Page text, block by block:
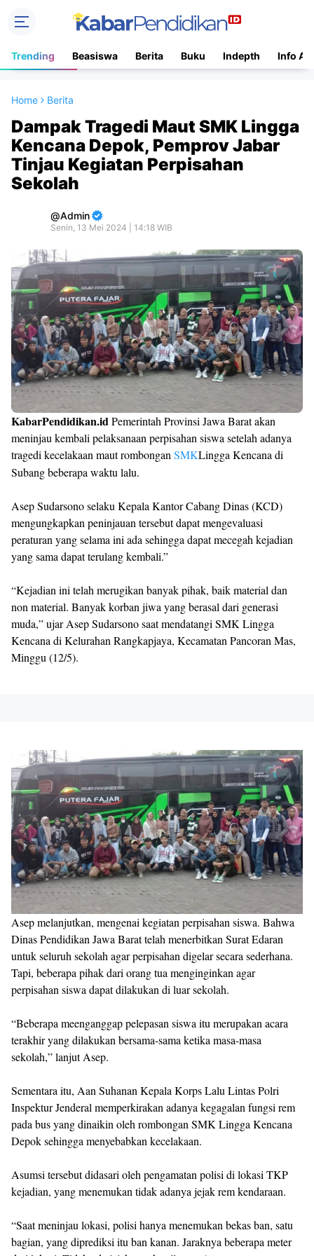
Trending Beasiswa Berita Buku Indepth Info
Home Berita
Dampak Tragedi Maut SMK Lingga
Kencana Depok, Pemprov Jabar
Tinjau Kegiatan Perpisahan
Sekolah
Admin
Senin, 13 Mei 2024 | 14:18 WIB
KabarPendidikan.idPemerintah Provinsi Jawa Barat akan
meninjau kembali pelaksanaan perpisahan siswa setelah adanya
tragedi kecelakaan maut rombonganSMKLingga Kencana di
Subang beberapa waktu lalu.
Asep Sudarsono selaku Kepala Kantor Cabang Dinas (KCD)
mengungkapkan peninjauan tersebut dapat mengevaluasi
peraturan yang selama ini ada sehingga dapat mecegah kejadian
yang sama dapat terulang kembali.”
“Kejadian ini telah merugikan banyak pihak, baik material dan
non material. Banyak korban jiwa yang berasal dari generasi
muda,” ujar Asep Sudarsono saat mendatangi SMK Lingga
Kencana di Kelurahan Rangkapjaya, Kecamatan Pancoran Mas,
Minggu (12/5).
Asep melanjutkan, mengenai kegiatan perpisahan siswa. Bahwa
Dinas Pendidikan Jawa Barat telah menerbitkan Surat Edaran
untuk seluruh sekolah agar perpisahan digelar secara sederhana.
Tapi, beberapa pihak dari orang tua menginginkan agar
perpisahan siswa dapat dilakukan di luar sekolah.
“Beberapa meenganggap pelepasan siswa itu merupakan acara
terakhir yang dilakukan bersama-sama ketika masa-masa
sekolah,” lanjut Asep.
Sementara itu, Aan Suhanan Kepala Korps Lalu Lintas Polri
Inspektur Jenderal memperkirakan adanya kegagalan fungsi rem
pada bus yang dinaikin oleh rombongan SMK Lingga Kencana
Depok sehingga menyebabkan kecelakaan.
Asumsi tersebut didasari oleh pengamatan polisi di lokasi TKP
kejadian, yang menemukan tidak adanya jejak rem kendaraan.
“Saat meninjau lokasi, polisi hanya menemukan bekas ban, satu
bagian, yang diprediksi itu ban kanan. Jaraknya beberapa meter